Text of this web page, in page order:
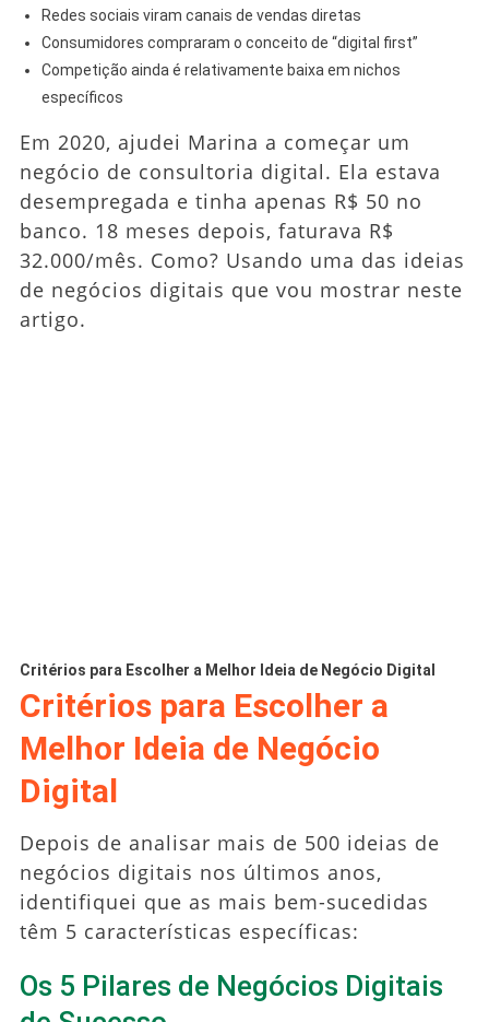
Redes sociais viram canais de vendas diretas
Consumidores compraram o conceito de “digital first”
Competição ainda é relativamente baixa em nichos
específicos
Em 2020, ajudei Marina a começar um
negócio de consultoria digital. Ela estava
desempregada e tinha apenas R$ 50 no
banco. 18 meses depois, faturava R$
32.000/mês. Como? Usando uma das ideias
de negócios digitais que vou mostrar neste
artigo.
Critérios para Escolher a Melhor Ideia de Negócio Digital
Critérios para Escolher a
Melhor Ideia de Negócio
Digital
Depois de analisar mais de 500 ideias de
negócios digitais nos últimos anos,
identifiquei que as mais bem-sucedidas
têm 5 características específicas:
Os 5 Pilares de Negócios Digitais